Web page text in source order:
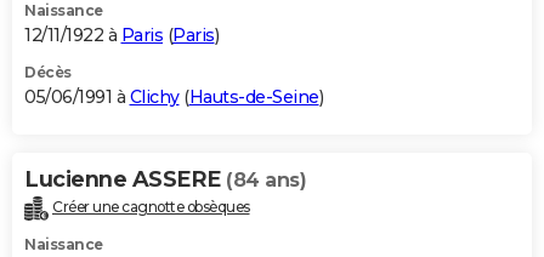
Naissance
12/11/1922 à Paris (Paris)
Décès
05/06/1991 à Clichy(Hauts-de-Seine)
Lucienne ASSERE (84 ans)
Créer une cagnotte obsèques
Naissance